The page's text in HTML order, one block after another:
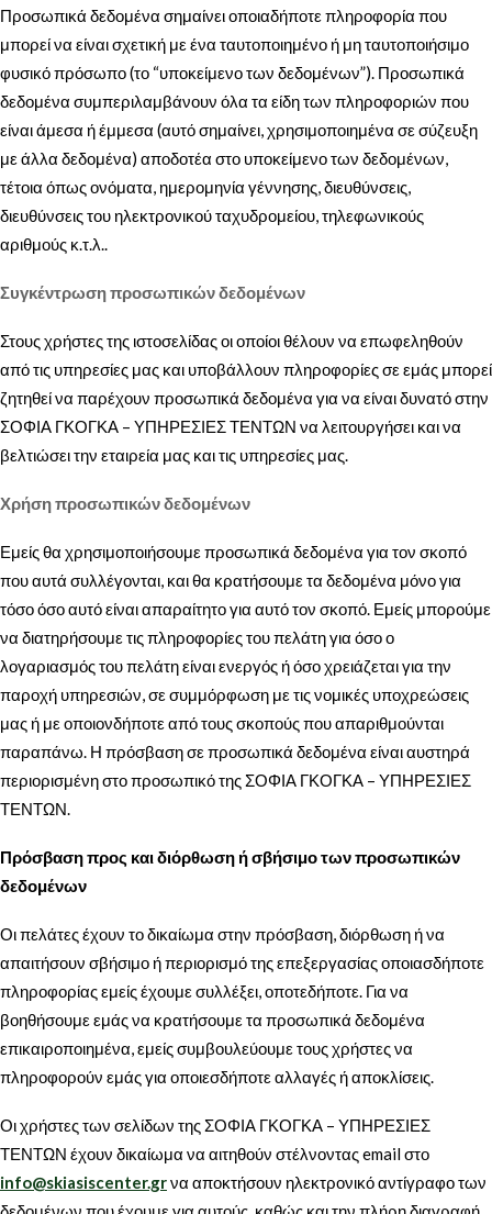
Προσωπικά δεδομένα σημαίνει οποιαδήποτε πληροφορία που
μπορεί να είναι σχετική με ένα ταυτοποιημένο ή μη ταυτοποιήσιμο
φυσικό πρόσωπο (το “υποκείμενο των δεδομένων”). Προσωπικά
δεδομένα συμπεριλαμβάνουν όλα τα είδη των πληροφοριών που
είναι άμεσα ή έμμεσα (αυτό σημαίνει, χρησιμοποιημένα σε σύζευξη
με άλλα δεδομένα) αποδοτέα στο υποκείμενο των δεδομένων,
τέτοια όπως ονόματα, ημερομηνία γέννησης, διευθύνσεις,
διευθύνσεις του ηλεκτρονικού ταχυδρομείου, τηλεφωνικούς
αριθμούς κ.τ.λ..
Συγκέντρωση προσωπικών δεδομένων
Στους χρήστες της ιστοσελίδας οι οποίοι θέλουν να επωφεληθούν
από τις υπηρεσίες μας και υποβάλλουν πληροφορίες σε εμάς μπορεί
ζητηθεί να παρέχουν προσωπικά δεδομένα για να είναι δυνατό στην
ΣΟΦΙΑ ΓΚΟΓΚΑ – ΥΠΗΡΕΣΙΕΣ ΤΕΝΤΩΝ να λειτουργήσει και να
βελτιώσει την εταιρεία μας και τις υπηρεσίες μας.
Χρήση προσωπικών δεδομένων
Εμείς θα χρησιμοποιήσουμε προσωπικά δεδομένα για τον σκοπό
που αυτά συλλέγονται, και θα κρατήσουμε τα δεδομένα μόνο για
τόσο όσο αυτό είναι απαραίτητο για αυτό τον σκοπό. Εμείς μπορούμε
να διατηρήσουμε τις πληροφορίες του πελάτη για όσο ο
λογαριασμός του πελάτη είναι ενεργός ή όσο χρειάζεται για την
παροχή υπηρεσιών, σε συμμόρφωση με τις νομικές υποχρεώσεις
μας ή με οποιονδήποτε από τους σκοπούς που απαριθμούνται
παραπάνω. Η πρόσβαση σε προσωπικά δεδομένα είναι αυστηρά
περιορισμένη στο προσωπικό της ΣΟΦΙΑ ΓΚΟΓΚΑ – ΥΠΗΡΕΣΙΕΣ
ΤΕΝΤΩΝ.
Πρόσβαση προς και διόρθωση ή σβήσιμο των προσωπικών
δεδομένων
Οι πελάτες έχουν το δικαίωμα στην πρόσβαση, διόρθωση ή να
απαιτήσουν σβήσιμο ή περιορισμό της επεξεργασίας οποιασδήποτε
πληροφορίας εμείς έχουμε συλλέξει, οποτεδήποτε. Για να
βοηθήσουμε εμάς να κρατήσουμε τα προσωπικά δεδομένα
επικαιροποιημένα, εμείς συμβουλεύουμε τους χρήστες να
πληροφορούν εμάς για οποιεσδήποτε αλλαγές ή αποκλίσεις.
Οι χρήστες των σελίδων της ΣΟΦΙΑ ΓΚΟΓΚΑ – ΥΠΗΡΕΣΙΕΣ
ΤΕΝΤΩΝ έχουν δικαίωμα να αιτηθούν στέλνοντας email στο
info@skiasiscenter.grνα αποκτήσουν ηλεκτρονικό αντίγραφο των